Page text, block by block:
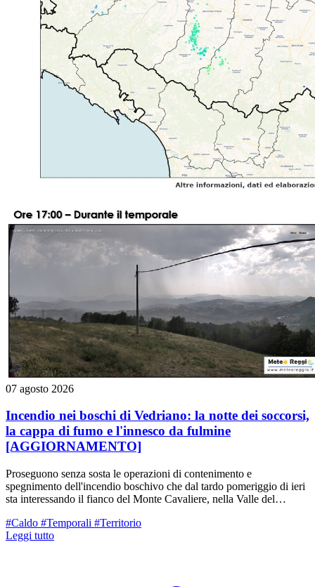
07 agosto 2026
Incendio nei boschi di Vedriano: la notte dei soccorsi,
la cappa di fumo e l'innesco da fulmine
[AGGIORNAMENTO]
Proseguono senza sosta le operazioni di contenimento e
spegnimento dell'incendio boschivo che dal tardo pomeriggio di ieri
sta interessando il fianco del Monte Cavaliere, nella Valle del
situazione resta sotto stretto monitoraggio, ma con le prime luci
dell'alba di oggi, venerdì 7 agosto, sono entrate in campo nuove
#Caldo #Temporali #Territorio
Leggi tutto